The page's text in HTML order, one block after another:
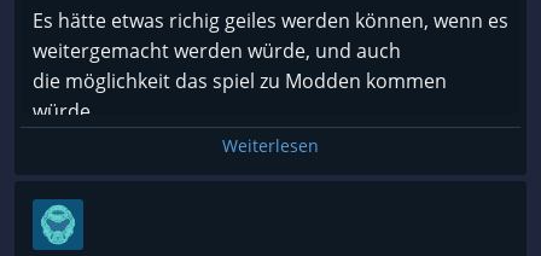
Es hätte etwas richig geiles werden können, wenn es
weitergemacht werden würde, und auch
die möglichkeit das spiel zu Modden kommen
würde.
Aber es hat sich jetzt gar nicht weiterentwickelt,
außer dass es jetzt geld kostet. Schade.
Weiterlesen